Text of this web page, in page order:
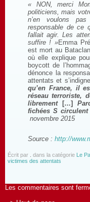
«
NON, merci
politiciens, mais
n’en voulons
responsable de ce
fallait agir. Les
suffire ! »Emma
est mort au
où elle explique
boycott de
dénonce la
attentats et
qu’en France, il
réseau terroriste,
librement
[…]
fichées S
novembre 2015
Source : http://
Écrit par dans la catégorie Le
victimes des attentats
Les commentaires sont